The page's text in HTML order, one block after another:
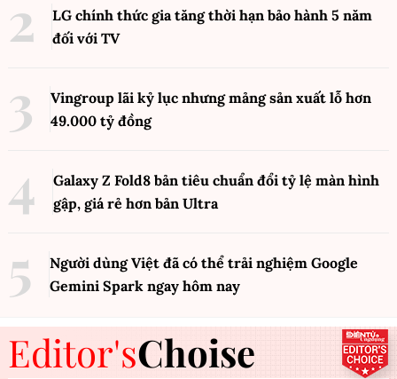
LG chính thức gia tăng thời hạn bảo hành 5 năm
đối với TV
Vingroup lãi kỷ lục nhưng mảng sản xuất lỗ hơn
49.000 tỷ đồng
Galaxy Z Fold8 bản tiêu chuẩn đổi tỷ lệ màn hình
gập, giá rẻ hơn bản Ultra
Người dùng Việt đã có thể trải nghiệm Google
Gemini Spark ngay hôm nay
Editor'sChoise